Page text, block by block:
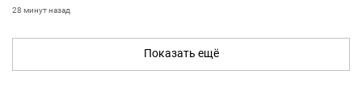
28 минут назад
Показать ещё